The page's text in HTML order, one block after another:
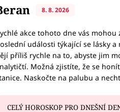
8. 8. 2026
akce tohoto dne vás mohou
události týkající se lásky
příliš rychle na to, abyste jim
Možná zjistíte, že se
Naskočte na palubu a
CELÝ HOROSKOP PRO DNEŠNÍ